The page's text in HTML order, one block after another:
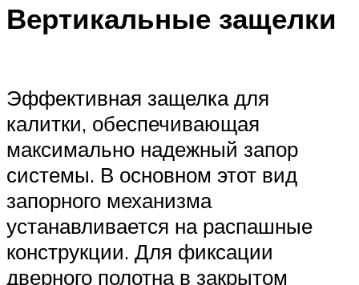
Вертикальные защелки
Эффективная защелка для
калитки, обеспечивающая
максимально надежный запор
системы. В основном этот вид
запорного механизма
устанавливается на распашные
конструкции. Для фиксации
дверного полотна в закрытом